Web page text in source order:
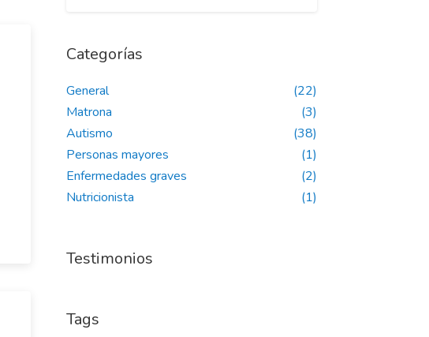
Categorías
General
(22)
Matrona
(3)
Autismo
(38)
Personas mayores
(1)
Enfermedades graves
(2)
Nutricionista
(1)
Testimonios
Tags